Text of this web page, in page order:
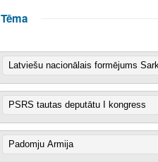
Tēma
Latviešu nacionālais formējums
PSRS tautas deputātu I kongress
Padomju Armija